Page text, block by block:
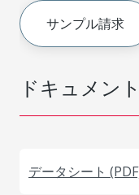
ドキュメン
データシート
サンプル請求